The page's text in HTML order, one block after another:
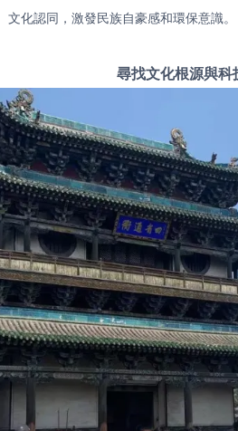
化認同，激發民族自豪感和環保意識。
尋找文化根源與科